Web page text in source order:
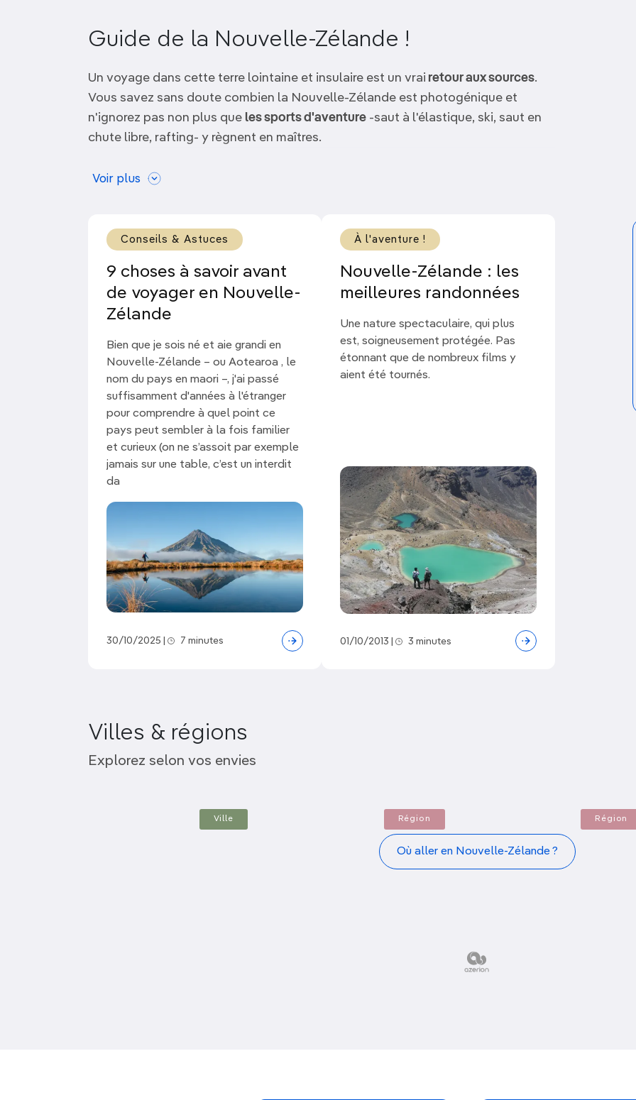
ANTARCTIQUE
TOP VILLES
Guide de la Nouvelle-Zélande !
Un voyage dans cette terre lointaine et insulaire est un vrai retour aux sources.
Vous savez sans doute combien la Nouvelle-Zélande est photogénique et
n'ignorez pas non plus que les sports d'aventure -saut à l'élastique, ski, saut en
chute libre, rafting- y règnent en maîtres.
Il y a aussi l'opposition de la Nouvelle-Zélande au nucléaire, sa riche
maorie
, sesmagnifiques plages
Mais si un aspect d'Aotearoa
(«la terre du long nuage blanc» en maori) vous a
moments chez eux. Les échanges que vous aurez au quotidien avec la
population accueillante resteront vos plus beaux souvenirs. Comme le dit un
proverbe maori:
He aha te mea nui o te ao? He tangata! He tangata!(«La chose
la plus importante au monde, ce sont les gens.»)
Et quel que soit le climat économique et sportif en Nouvelle-Zélande, vous
recevrez un
accueil chaleureux
partager leur magnifique pays avec les visiteurs étrangers et le voir ainsi d'un
regard neuf.
Voir plus
Conseils & Astuces
9 choses à savoir avant
de voyager en Nouvelle-
Zélande
Bien que je sois né et aie grandi en
Nouvelle-Zélande – ou Aotearoa , le
nom du pays en maori –, j'ai passé
suffisamment d'années à l'étranger
pour comprendre à quel point ce
pays peut sembler à la fois familier
et curieux (on ne s’assoit par exemple
jamais sur une table, c’est un interdit
da
30/10/2025 7 minutes
À l'aventure !
Nouvelle-Zélande : les
meilleures randonnées
Une nature spectaculaire, qui plus
est, soigneusement protégée. Pas
étonnant que de nombreux films y
aient été tournés.
01/10/2013 3 minutes
Villes & régions
Explorez selon vos envies
Ville
Auckland
Région Région
Où aller en Nouvelle-Zélande ?